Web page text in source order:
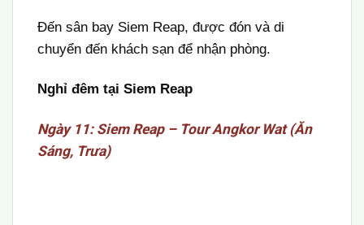
Đến sân bay Siem Reap, được đón và di
chuyển đến khách sạn để nhận phòng.
Nghỉ đêm tại Siem Reap
Ngày 11: Siem Reap – Tour Angkor Wat (Ăn
Sáng, Trưa)